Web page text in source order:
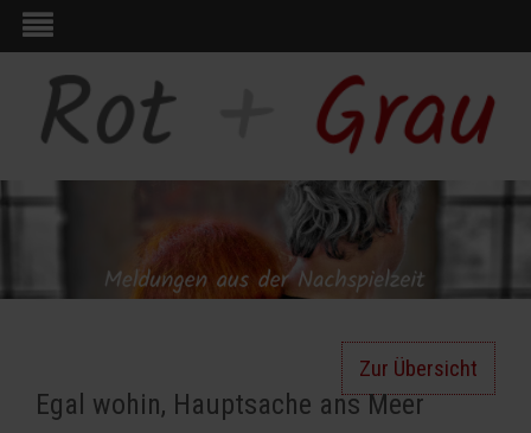
Zur Übersicht
Egal wohin, Hauptsache ans Meer